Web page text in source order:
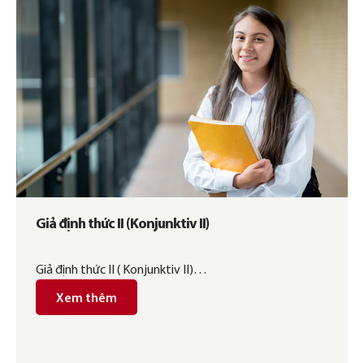
Giả định thức II (Konjunktiv II)
Giả định thức II ( Konjunktiv II)…
Xem thêm